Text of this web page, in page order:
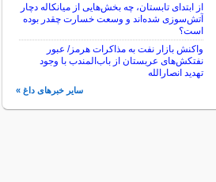
از ابتدای تابستان، چه بخش‌هایی از میانکاله دچار
آتش‌سوزی شده‌اند و وسعت خسارت چقدر بوده
است؟
واکنش بازار نفت به مذاکرات هرمز/ عبور
نفتکش‌های عربستان از باب‌المندب با وجود
تهدید انصارالله
سایر خبرهای داغ »